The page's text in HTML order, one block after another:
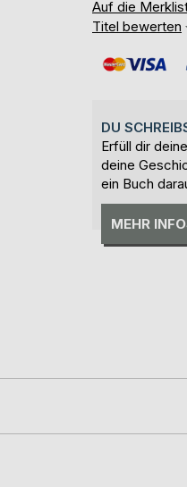
Auf die
Titel bewerten
DU
Erfüll dir
deine
ein Buch
MEHR